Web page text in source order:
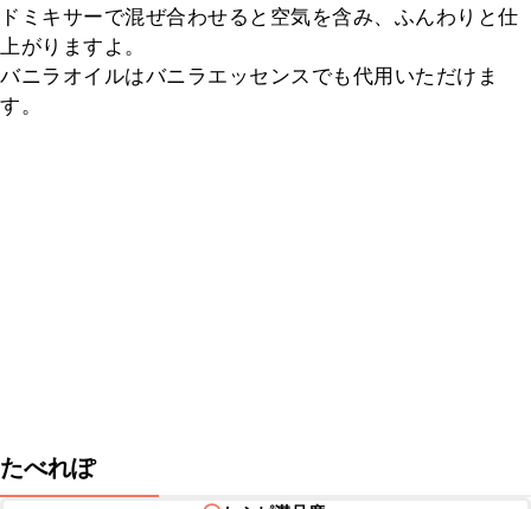
ドミキサーで混ぜ合わせると空気を含み、ふんわりと仕
上がりますよ。
バニラオイルはバニラエッセンスでも代用いただけま
す。
たべれぽ